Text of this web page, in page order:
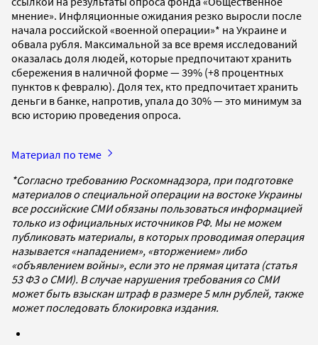
мнение». Инфляционные ожидания резко выросли после
начала российской «военной операции»* на Украине и
обвала рубля. Максимальной за все время исследований
оказалась доля людей, которые предпочитают хранить
сбережения в наличной форме — 39% (+8 процентных
пунктов к февралю). Доля тех, кто предпочитает хранить
деньги в банке, напротив, упала до 30% — это минимум за
всю историю проведения опроса.
Материал по теме
*Согласно требованию Роскомнадзора, при подготовке
материалов о специальной операции на востоке Украины
все российские СМИ обязаны пользоваться информацией
только из официальных источников РФ. Мы не можем
публиковать материалы, в которых проводимая операция
называется «нападением», «вторжением» либо
«объявлением войны», если это не прямая цитата (статья
53 ФЗ о СМИ). В случае нарушения требования со СМИ
может быть взыскан штраф в размере 5 млн рублей, также
может последовать блокировка издания.